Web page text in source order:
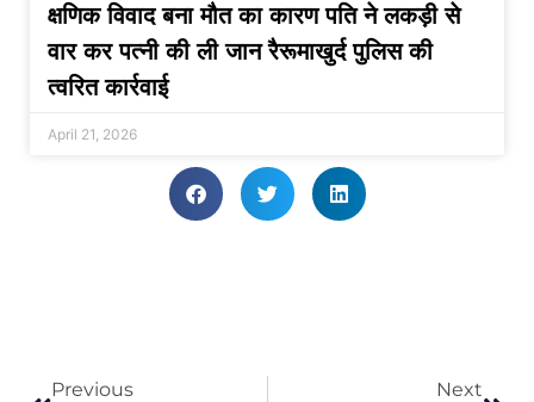
क्षणिक विवाद बना मौत का कारण पति ने लकड़ी से
वार कर पत्नी की ली जान रैरूमाखुर्द पुलिस की
त्वरित कार्रवाई
April 21, 2026
Previous Next